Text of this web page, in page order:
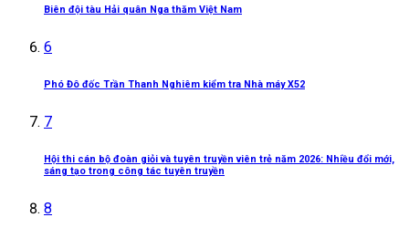
Biên đội tàu Hải quân Nga thăm Việt Nam
6
Phó Đô đốc Trần Thanh Nghiêm kiểm tra Nhà máy X52
7
Hội thi cán bộ đoàn giỏi và tuyên truyền viên trẻ năm 2026: Nhiều đổi mới,
sáng tạo trong công tác tuyên truyền
8